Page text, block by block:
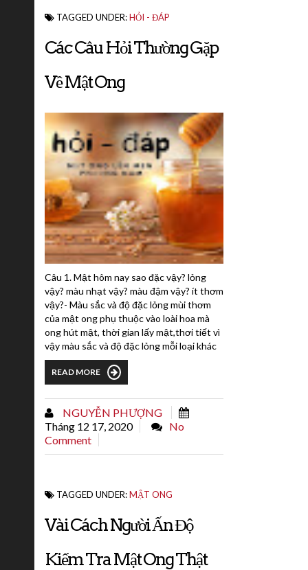
TAGGED UNDER:HỎI - ĐÁP
Các Câu Hỏi Thường Gặp
Về Mật Ong
Câu 1. Mật hôm nay sao đặc vậy? lỏng
vậy? màu nhạt vậy? màu đậm vậy? ít thơm
vậy?- Màu sắc và độ đặc lỏng mùi thơm
của mật ong phụ thuộc vào loài hoa mà
ong hút mật, thời gian lấy mật,thơi tiết vì
vậy màu sắc và độ đặc lỏng mỗi loại khác
nhau. Nhưng chất lượng và mùi vị không
ảnh hưởng, nếm thử mật có vị thơm,
ngon, thanh nhẹ thì đó là mật tốt. Ví dụ:
Mật ong hoa café thì màu sáng hơn và
đặc hơn so với mật...
READ MORE
NGUYỄN PHƯỢNG
Tháng 12 17, 2020
No
Comment
TAGGED UNDER:MẬT ONG
Vài Cách Người Ấn Độ
Kiểm Tra Mật Ong Thật